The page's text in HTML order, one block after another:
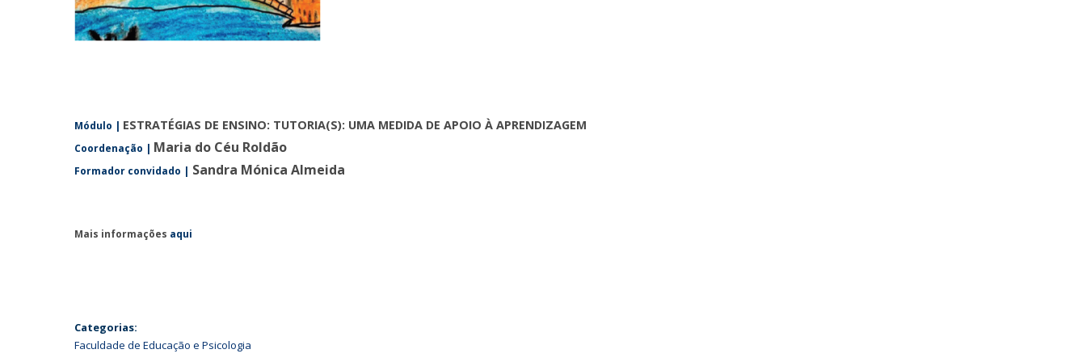
Módulo ESTRATÉGIAS DE ENSINO: TUTORIA(S): UMA MEDIDA DE APOIO À APRENDIZAGEM
Coordenação | Maria do Céu Roldão
Formador convidado | Sandra Mónica Almeida
Mais informações aqui
Categorias:
Faculdade de Educação e Psicologia